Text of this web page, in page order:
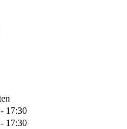
17:30
17:30